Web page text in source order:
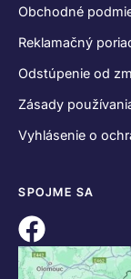
Obchodné
Reklamačný
Odstúpenie od
Zásady
Vyhlásenie o
SPOJME SA